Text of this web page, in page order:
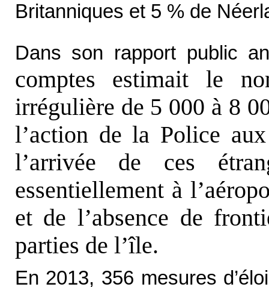
Britanniques et 5 % de
Dans son rapport public
comptes estimait le
irrégulière de 5 000 à 8
l’action de la Police
l’arrivée de ces
essentiellement à
et de l’absence de
parties de l’île.
En 2013, 356 mesures